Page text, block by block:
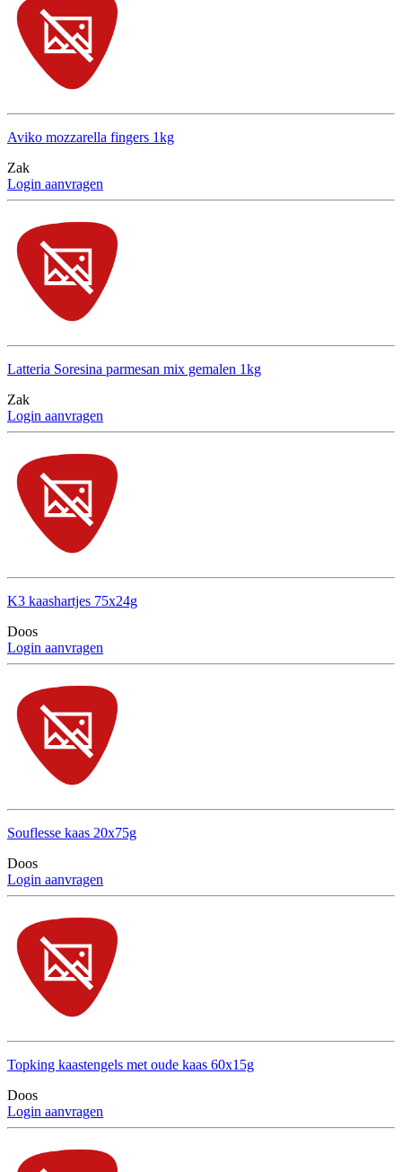
Aviko mozzarella fingers 1kg
Zak
Login aanvragen
Latteria Soresina parmesan mix gemalen 1kg
Zak
Login aanvragen
K3 kaashartjes 75x24g
Doos
Login aanvragen
Souflesse kaas 20x75g
Doos
Login aanvragen
Topking kaastengels met oude kaas 60x15g
Doos
Login aanvragen